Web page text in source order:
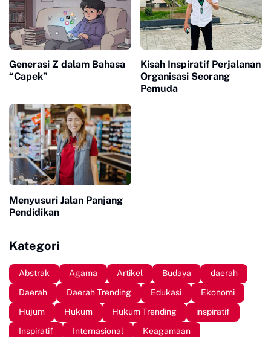
Generasi Z dalam Bahasa
“Capek”
Kisah Inspiratif Perjalanan
Organisasi Seorang
Pemuda
Menyusuri Jalan Panjang
Pendidikan
Kategori
Abstrak Agama Artikel Budaya
daerah
Daerah
Daerah Trending Edukasi
Ekonomi
Hujum
Hukum Hukum Trending
inspiratif
Inspiratif
Internasional
Keagamaan